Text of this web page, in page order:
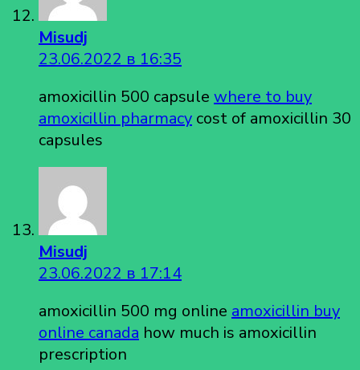
Misudj
23.06.2022 в 16:35
amoxicillin 500 capsule where to buy
amoxicillin pharmacy cost of amoxicillin 30
capsules
Misudj
23.06.2022 в 17:14
amoxicillin 500 mg online amoxicillin buy
online canada how much is amoxicillin
prescription